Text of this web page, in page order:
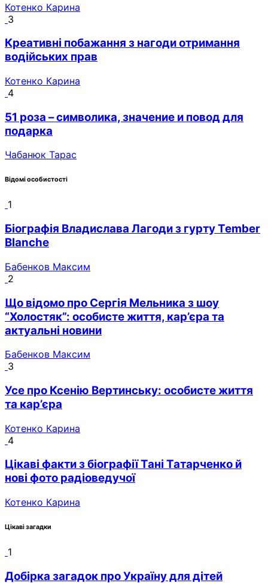
Котенко Карина
3
Креативні побажання з нагоди отримання
водійських прав
Котенко Карина
4
51 роза – символика, значение и повод для
подарка
Чабанюк Тарас
Відомі особистості
1
Біографія Владислава Лагоди з гурту Tember
Blanche
Бабенков Максим
2
Що відомо про Сергія Мельника з шоу
“Холостяк”: особисте життя, кар’єра та
актуальні новини
Бабенков Максим
3
Усе про Ксенію Вертинську: особисте життя
та кар’єра
Котенко Карина
4
Цікаві факти з біографії Тані Татарченко й
нові фото радіоведучої
Котенко Карина
Цікаві загадки
1
Добірка загадок про Україну для дітей